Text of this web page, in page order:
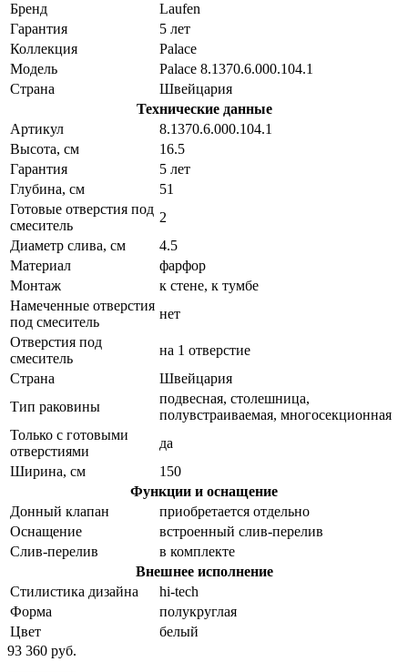
Бренд
Laufen
Гарантия
5 лет
Коллекция
Palace
Модель
Palace 8.1370.6.000.104.1
Страна
Швейцария
Технические данные
Артикул
8.1370.6.000.104.1
Высота, см
16.5
Гарантия
5 лет
Глубина, см
51
Готовые отверстия под
смеситель
2
Диаметр слива, см
4.5
Материал
фарфор
Монтаж
к стене, к тумбе
Намеченные отверстия
под смеситель
нет
Отверстия под
смеситель
на 1 отверстие
Страна
Швейцария
Тип раковины
подвесная, столешница,
полувстраиваемая, многосекционная
Только с готовыми
отверстиями
да
Ширина, см
150
Функции и оснащение
Донный клапан
приобретается отдельно
Оснащение
встроенный слив-перелив
Слив-перелив
в комплекте
Внешнее исполнение
Стилистика дизайна
hi-tech
Форма
полукруглая
Цвет
белый
93 360 руб.